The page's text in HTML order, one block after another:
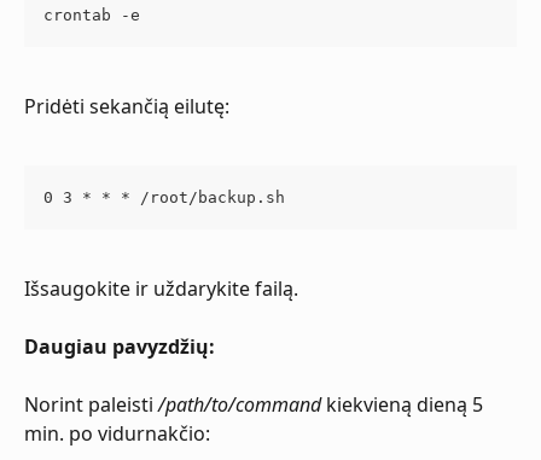
crontab -e
Pridėti sekančią eilutę:
0 3 * * * /root/backup.sh
Išsaugokite ir uždarykite failą.
Daugiau pavyzdžių:
Norint paleisti /path/to/command kiekvieną dieną 5
min. po vidurnakčio: